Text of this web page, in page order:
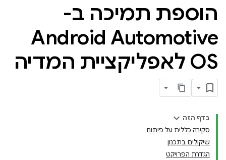
הוספת תמיכה ב-
Android Automotive
OS לאפליקציית המדיה
בדף הזה
סקירה כללית על פיתוח
שיקולים בתכנון
הגדרת הפרויקט